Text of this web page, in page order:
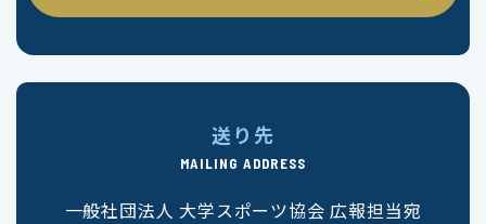
送り先
MAILING ADDRESS
一般社団法人 大学スポーツ協会 広報担当宛